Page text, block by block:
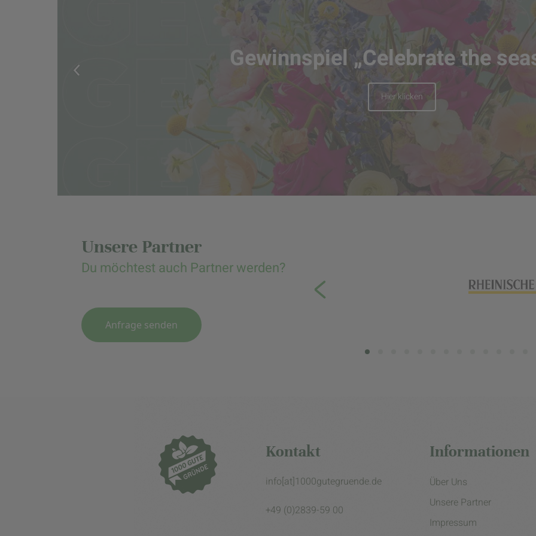
Gewinnspiel „Celebrate the
Hier klicken
Unsere Partner
Du möchtest auch Partner werden?
Anfrage senden
Kontakt
info[at]1000gutegruende.de
+49 (0)2839-59 00
Informationen
Über Uns
Unsere Partner
Impressum